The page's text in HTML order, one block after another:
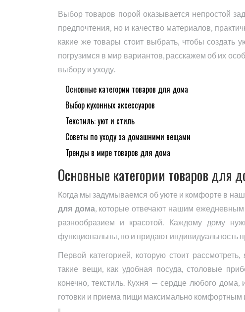
Выбор товаров порой оказывается непростой
предпочтения, но и качество материалов,
какие же товары стоит выбрать, чтобы
погрузимся в мир вариантов, расскажем об их
выбору и уходу.
Основные категории товаров для дома
Выбор кухонных аксессуаров
Текстиль: уют и стиль
Советы по уходу за домашними вещами
Тренды в мире товаров для дома
Основные категории товаров для
Когда мы задумываемся об уюте и комфорте в
для дома , которые отвечают нашим
разнообразием и красотой. Каждому дому
функциональны, но и придают индивидуальность
Первой категорией, которую стоит
такие вещи, как удобная посуда, столовые
конечно, текстиль. Кухня — сердце любого
готовки и приема пищи максимально комфортным